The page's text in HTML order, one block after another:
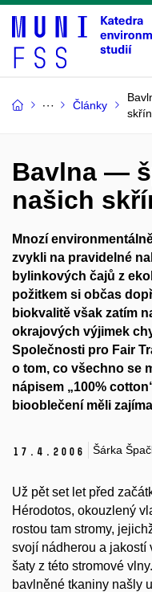
Články
Bavlna —
našich
Mnozí
zvykli na pravidelné
bylinkových čajů z
požitkem si občas
biokvalitě však zatím
okrajových výjimek
Společnosti pro Fair
o tom, co všechno se
nápisem „100%
biooblečení měli
17. 4. 2006 Šárka
Už pět set let před
Hérodotos, okouzlený
rostou tam stromy,
svojí nádherou a jakostí
šaty z této stromové
bavlněné tkaniny našly